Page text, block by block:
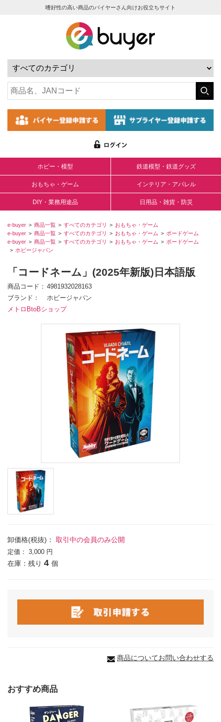
嗜好性の高い商品のバイヤーさん向けお役立ちサイト
ホビー・模型 鉄道模型・鉄道グッズ
おもちゃ・ゲーム インテリア・アパレル
DIY・業務用途品 日用品・雑貨・防災
e-buyer 商品一覧 すべてのカテゴリ
おもちゃ・ゲーム
e-buyer
商品一覧 すべてのカテゴリ おもちゃ・ゲーム
ボードゲーム
e-buyer
商品一覧 すべてのカテゴリ おもちゃ・ゲーム
ボードゲーム
ホビージャパン
「コードネーム」(2025年新版)日本語版
商品コード
4981932028163
ブランド
ホビージャパン
メトロBtoBショップ
卸価格(税抜)： 取引中の会員のみ公開
定価： 3,000 円
在庫：残り 4 個
商品についてお問い合わせする
おすすめ商品